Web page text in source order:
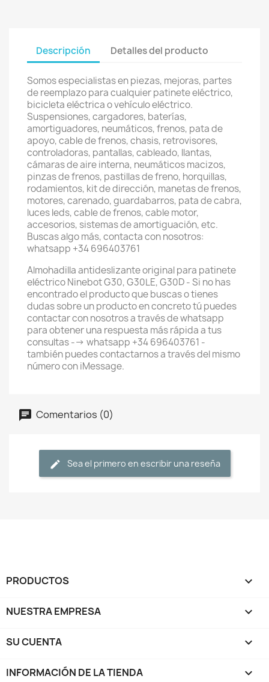
Descripción Detalles del producto
Somos especialistas en piezas, mejoras, partes
de reemplazo para cualquier patinete eléctrico,
bicicleta eléctrica o vehículo eléctrico.
Suspensiones, cargadores, baterías,
amortiguadores, neumáticos, frenos, pata de
apoyo, cable de frenos, chasis, retrovisores,
controladoras, pantallas, cableado, llantas,
cámaras de aire interna, neumáticos macizos,
pinzas de frenos, pastillas de freno, horquillas,
rodamientos, kit de dirección, manetas de frenos,
motores, carenado, guardabarros, pata de cabra,
luces leds, cable de frenos, cable motor,
accesorios, sistemas de amortiguación, etc.
Buscas algo más, contacta con nosotros:
whatsapp +34 696403761
Almohadilla antideslizante original para patinete
eléctrico Ninebot G30, G30LE, G30D - Si no has
encontrado el producto que buscas o tienes
dudas sobre un producto en concreto tú puedes
contactar con nosotros a través de whatsapp
para obtener una respuesta más rápida a tus
consultas --> whatsapp +34 696403761 -
también puedes contactarnos a través del mismo
número con iMessage.
Comentarios (0)
Sea el primero en escribir una reseña
PRODUCTOS 
NUESTRA EMPRESA 
SU CUENTA 
INFORMACIÓN DE LA TIENDA keyboard_arrow_down